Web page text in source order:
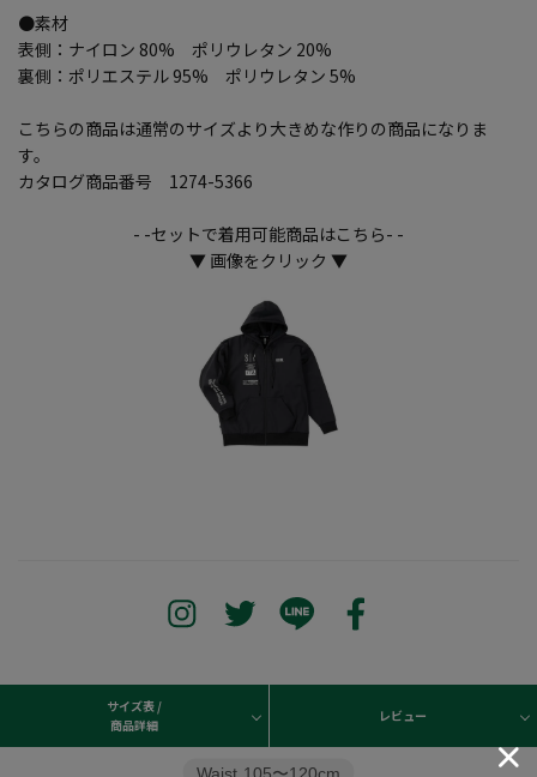
●素材
表側：ナイロン 80% ポリウレタン 20%
裏側：ポリエステル 95% ポリウレタン 5%
こちらの商品は通常のサイズより大きめな作りの商品になりま
す。
カタログ商品番号 1274-5366
- -セットで着用可能商品はこちら- -
▼ 画像をクリック ▼
サイズ表 /
商品詳細
レビュー